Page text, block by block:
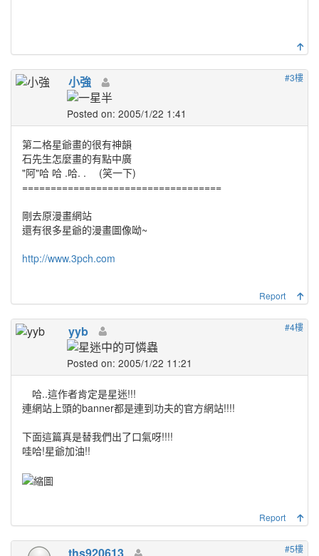
#3樓
小強
Posted on: 2005/1/22 1:41
第二格星爺畫的很有神韻
石先生怎麼畫的有點中廣
"阿"哈 哈 .哈. . (笑一下)
===================================
剛去原漫畫網站
還有很多星爺的漫畫圖像呦~
http://www.3pch.com
Report
#4樓
yyb
Posted on: 2005/1/22 11:21
哈..這作者肯定是星迷!!!
連網站上頭的banner都是連到功夫的官方網站!!!!
下面這篇真是替我們出了口氣呀!!!!
哇哈!星爺加油!!
Report
#5樓